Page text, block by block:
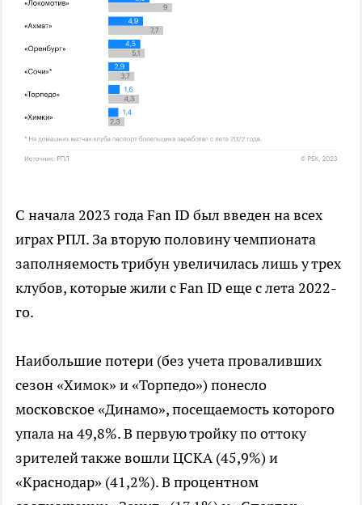
С начала 2023 года Fan ID был введен на всех
играх РПЛ. За вторую половину чемпионата
заполняемость трибун увеличилась лишь у трех
клубов, которые жили с Fan ID еще с лета 2022-
го.
Наибольшие потери (без учета проваливших
сезон «Химок» и «Торпедо») понесло
московское «Динамо», посещаемость которого
упала на 49,8%. В первую тройку по оттоку
зрителей также вошли ЦСКА (45,9%) и
«Краснодар» (41,2%). В процентном